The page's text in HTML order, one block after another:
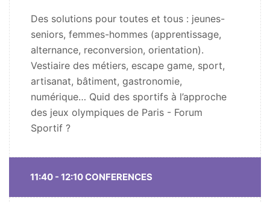
Des solutions pour toutes et tous : jeunes-
seniors, femmes-hommes (apprentissage,
alternance, reconversion, orientation).
Vestiaire des métiers, escape game, sport,
artisanat, bâtiment, gastronomie,
numérique… Quid des sportifs à l’approche
des jeux olympiques de Paris - Forum
Sportif ?
11:40 - 12:10 CONFERENCES